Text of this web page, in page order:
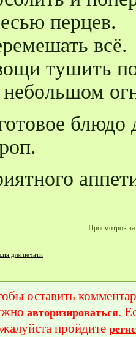
перцев.
всё.
тушить
блюдо
Просмотров за
для печати
оставить
авторизироваться.
пройдите